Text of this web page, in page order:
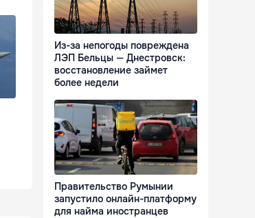
Из-за непогоды повреждена
ЛЭП Бельцы — Днестровск:
восстановление займет
более недели
Правительство Румынии
запустило онлайн-платформу
для найма иностранцев